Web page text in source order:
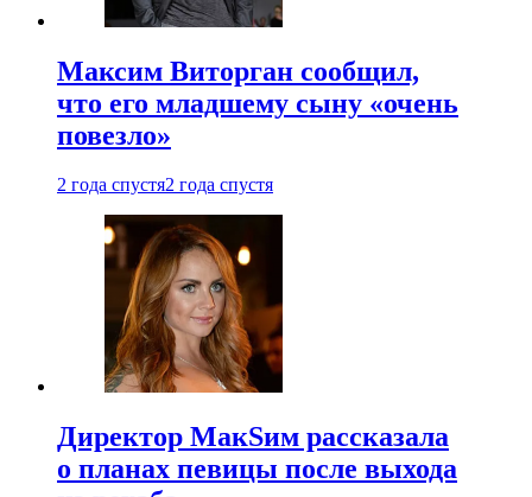
Максим Виторган сообщил,
что его младшему сыну «очень
повезло»
2 года спустя2 года спустя
Директор МакSим рассказала
о планах певицы после выхода